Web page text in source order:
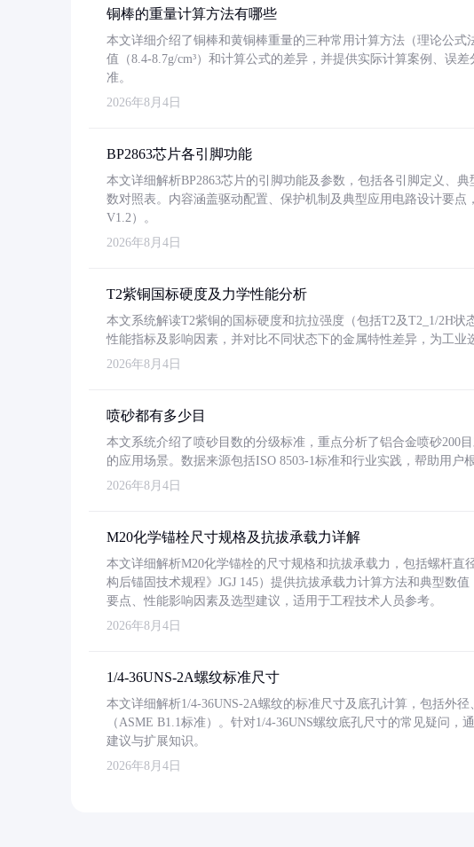
铜棒的重量计算方法有哪些
本文详细介绍了铜棒和黄铜棒重量的三种常用计算方法（理论公
值（8.4-8.7g/cm³）和计算公式的差异，并提供实际计算案例、误
准。
2026年8月4日
BP2863芯片各引脚功能
本文详细解析BP2863芯片的引脚功能及参数，包括各引脚定义、
数对照表。内容涵盖驱动配置、保护机制及典型应用电路设计要
V1.2）。
2026年8月4日
T2紫铜国标硬度及力学性能分析
本文系统解读T2紫铜的国标硬度和抗拉强度（包括T2及T2_1/2H状
性能指标及影响因素，并对比不同状态下的金属特性差异，为工业
2026年8月4日
喷砂都有多少目
本文系统介绍了喷砂目数的分级标准，重点分析了铝合金喷砂200
的应用场景。数据来源包括ISO 8503-1标准和行业实践，帮助用户
2026年8月4日
M20化学锚栓尺寸规格及抗拔承载力详解
本文详细解析M20化学锚栓的尺寸规格和抗拔承载力，包括螺杆
构后锚固技术规程》JGJ 145）提供抗拔承载力计算方法和典型数
要点、性能影响因素及选型建议，适用于工程技术人员参考。
2026年8月4日
1/4-36UNS-2A螺纹标准尺寸
本文详细解析1/4-36UNS-2A螺纹的标准尺寸及底孔计算，包括外
（ASME B1.1标准）。针对1/4-36UNS螺纹底孔尺寸的常见疑问
建议与扩展知识。
2026年8月4日